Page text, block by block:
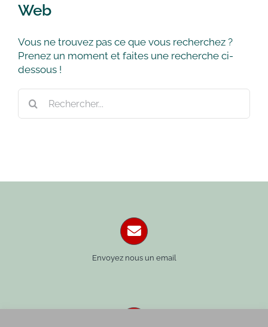
Web
Vous ne trouvez pas ce que vous recherchez ?
Prenez un moment et faites une recherche ci-
dessous !
Envoyez nous un email